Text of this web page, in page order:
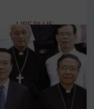
LIRE PLUS →